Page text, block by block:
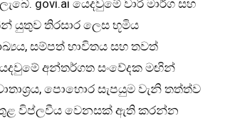
govi.ai යෙදවුමේ වාරි මාර්ග සහ
යුතුව තිරසාර ලෙස භූමිය
සම්පත් භාවිතය සහ තවත්
අන්තර්ගත සංවේදක මඟින්
පොහොර සැපයුම වැනි තත්ත්ව
තුළ විප්ලවීය වෙනසක් ඇති කරන්න